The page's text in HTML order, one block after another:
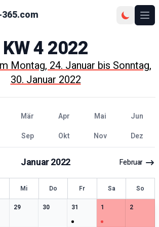
KW42022
Montag, 24. JanuarbisSonntag,
30. Januar 2022
Mär Apr Mai
Jun
Sep Okt Nov Dez
Januar2022 Februar
Mi Do Fr Sa So
datoer
29
0særlige datoer
30
0særlige datoer
31
1særlige datoer
11 særlige datoer
2
0særlige